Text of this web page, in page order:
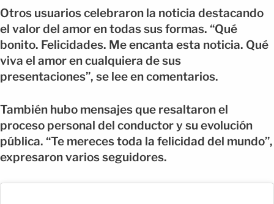
Otros usuarios celebraron la noticia destacando
el valor del amor en todas sus formas. “Qué
bonito. Felicidades. Me encanta esta noticia. Qué
viva el amor en cualquiera de sus
presentaciones”, se lee en comentarios.
También hubo mensajes que resaltaron el
proceso personal del conductor y su evolución
pública. “Te mereces toda la felicidad del mundo”,
expresaron varios seguidores.